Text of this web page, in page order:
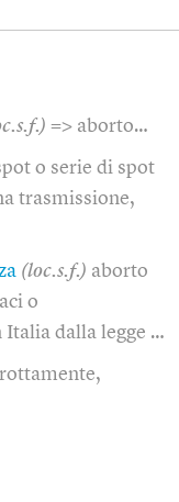
=> aborto…
o serie di spot
trasmissione,
(loc.s.f.) aborto
o
Italia dalla legge …